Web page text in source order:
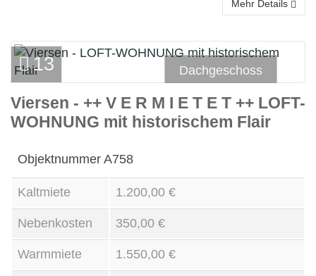
Mehr Details
13 Dachgeschoss
Miete
Viersen - ++ V E R M I E T E T ++ LOFT-
WOHNUNG mit historischem Flair
Objektnummer A758
Kaltmiete 1.200,00 €
Nebenkosten 350,00 €
Warmmiete 1.550,00 €